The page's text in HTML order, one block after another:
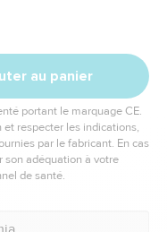
au panier
portant le marquage CE.
respecter les indications,
par le fabricant. En cas
son adéquation à votre
de santé.